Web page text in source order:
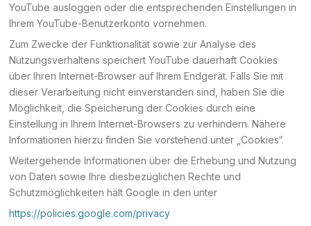
YouTube ausloggen oder die entsprechenden Einstellungen in
Ihrem YouTube-Benutzerkonto vornehmen.
Zum Zwecke der Funktionalität sowie zur Analyse des
Nutzungsverhaltens speichert YouTube dauerhaft Cookies
über Ihren Internet-Browser auf Ihrem Endgerät. Falls Sie mit
dieser Verarbeitung nicht einverstanden sind, haben Sie die
Möglichkeit, die Speicherung der Cookies durch eine
Einstellung in Ihrem Internet-Browsers zu verhindern. Nähere
Informationen hierzu finden Sie vorstehend unter „Cookies“.
Weitergehende Informationen über die Erhebung und Nutzung
von Daten sowie Ihre diesbezüglichen Rechte und
Schutzmöglichkeiten hält Google in den unter
https://policies.google.com/privacy